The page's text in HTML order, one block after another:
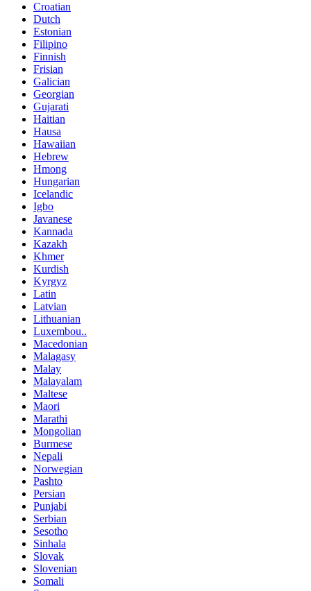
Croatian
Dutch
Estonian
Filipino
Finnish
Frisian
Galician
Georgian
Gujarati
Haitian
Hausa
Hawaiian
Hebrew
Hmong
Hungarian
Icelandic
Igbo
Javanese
Kannada
Kazakh
Khmer
Kurdish
Kyrgyz
Latin
Latvian
Lithuanian
Luxembou..
Macedonian
Malagasy
Malay
Malayalam
Maltese
Maori
Marathi
Mongolian
Burmese
Nepali
Norwegian
Pashto
Persian
Punjabi
Serbian
Sesotho
Sinhala
Slovak
Slovenian
Somali